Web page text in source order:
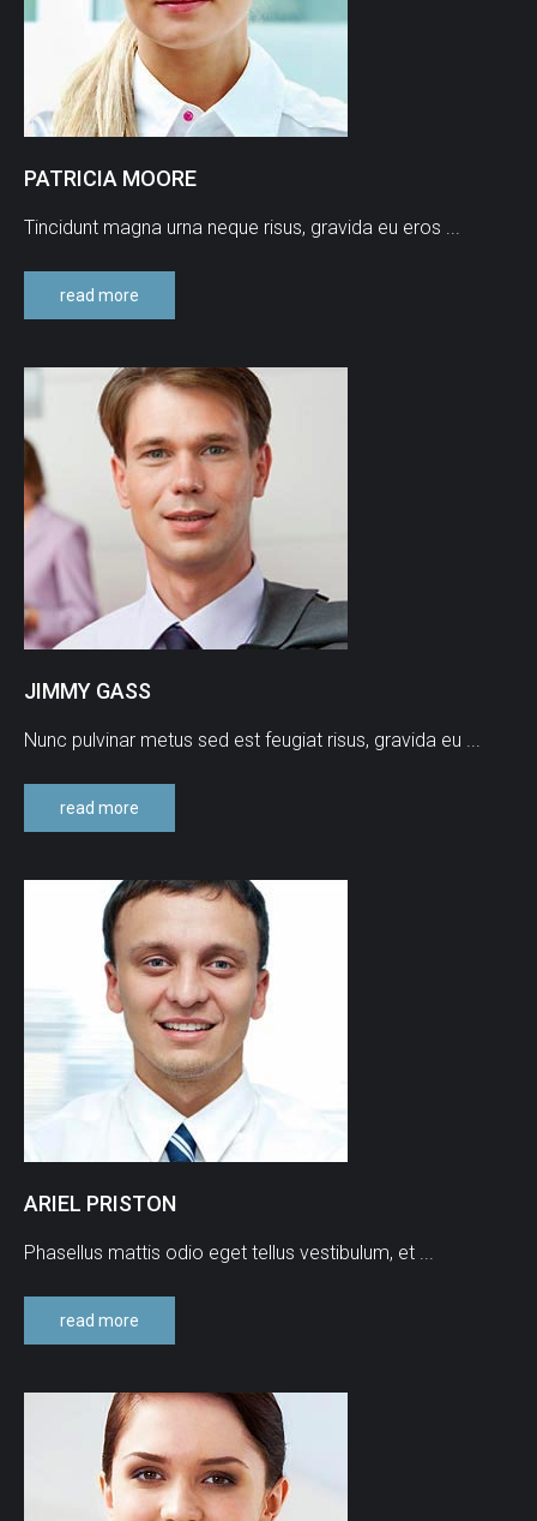
PATRICIA MOORE
Tincidunt magna urna neque risus, gravida eu eros ...
read more
JIMMY GASS
Nunc pulvinar metus sed est feugiat risus, gravida eu ...
read more
ARIEL PRISTON
Phasellus mattis odio eget tellus vestibulum, et ...
read more